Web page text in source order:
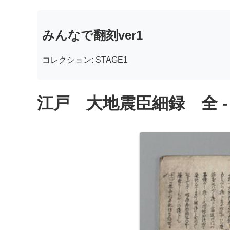
みんなで翻刻ver1
コレクション: STAGE1
江戸 大地震臣細録 全 -